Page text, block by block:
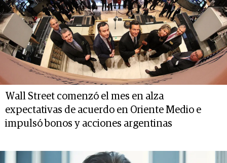
Wall Street comenzó el mes en alza
expectativas de acuerdo en Oriente Medio e
impulsó bonos y acciones argentinas